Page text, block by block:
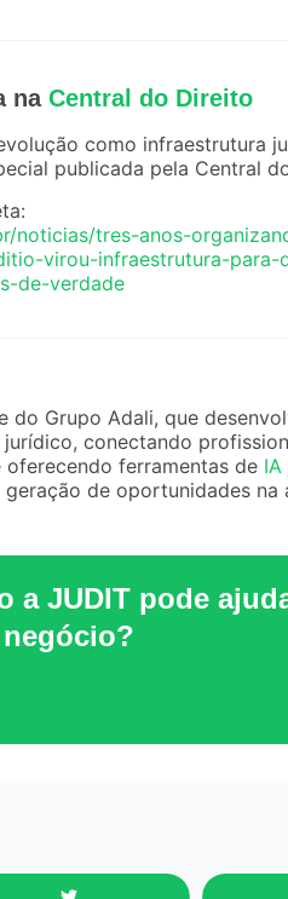
na Central do Direito
como infraestrutura
publicada pela Central
noticias/tres-anos-
virou-infraestrutura-para-
de-verdade
do Grupo Adali, que
conectando
oferecendo ferramentas de
de oportunidades na
a JUDIT pode
negócio?